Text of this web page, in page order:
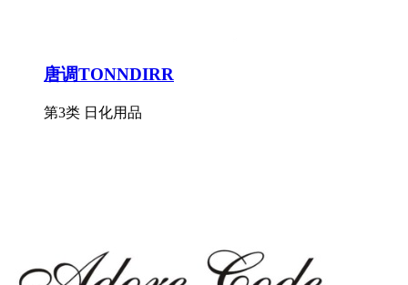
唐调TONNDIRR
第3类 日化用品